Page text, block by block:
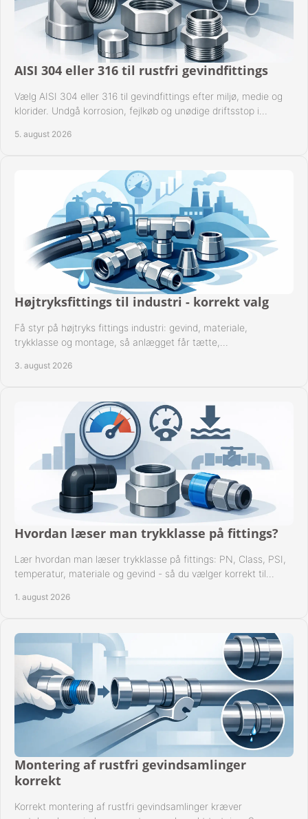
AISI 304 eller 316 til rustfri gevindfittings
Vælg AISI 304 eller 316 til gevindfittings efter miljø, medie og
klorider. Undgå korrosion, fejlkøb og unødige driftsstop i
5. august 2026
Højtryksfittings til industri - korrekt valg
Få styr på højtryks fittings industri: gevind, materiale,
trykklasse og montage, så anlægget får tætte,
3. august 2026
Hvordan læser man trykklasse på fittings?
Lær hvordan man læser trykklasse på fittings: PN, Class, PSI,
temperatur, materiale og gevind - så du vælger korrekt til
1. august 2026
Montering af rustfri gevindsamlinger
korrekt
Korrekt montering af rustfri gevindsamlinger kræver